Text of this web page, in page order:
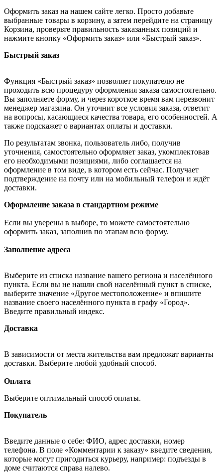
Оформить заказ на нашем сайте легко. Просто добавьте
выбранные товары в корзину, а затем перейдите на страницу
Корзина, проверьте правильность заказанных позиций и
нажмите кнопку «Оформить заказ» или «Быстрый заказ».
Быстрый заказ
Функция «Быстрый заказ» позволяет покупателю не
проходить всю процедуру оформления заказа самостоятельно.
Вы заполняете форму, и через короткое время вам перезвонит
менеджер магазина. Он уточнит все условия заказа, ответит
на вопросы, касающиеся качества товара, его особенностей. А
также подскажет о вариантах оплаты и доставки.
По результатам звонка, пользователь либо, получив
уточнения, самостоятельно оформляет заказ, укомплектовав
его необходимыми позициями, либо соглашается на
оформление в том виде, в котором есть сейчас. Получает
подтверждение на почту или на мобильный телефон и ждёт
доставки.
Оформление заказа в стандартном режиме
Если вы уверены в выборе, то можете самостоятельно
оформить заказ, заполнив по этапам всю форму.
Заполнение адреса
Выберите из списка название вашего региона и населённого
пункта. Если вы не нашли свой населённый пункт в списке,
выберите значение «Другое местоположение» и впишите
название своего населённого пункта в графу «Город».
Введите правильный индекс.
Доставка
В зависимости от места жительства вам предложат варианты
доставки. Выберите любой удобный способ.
Оплата
Выберите оптимальный способ оплаты.
Покупатель
Введите данные о себе: ФИО, адрес доставки, номер
телефона. В поле «Комментарии к заказу» введите сведения,
которые могут пригодиться курьеру, например: подъезды в
доме считаются справа налево.